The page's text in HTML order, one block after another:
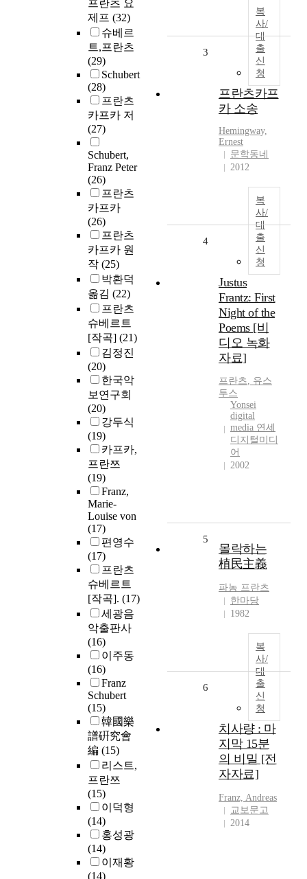
프란츠 요
제프 (32)
슈베르
트,프란츠
(29)
Schubert
(28)
프란츠
카프카 저
(27)
Schubert,
Franz Peter
(26)
프란츠
카프카
(26)
프란츠
카프카 원
작 (25)
박환덕
옮김 (22)
프란츠
슈베르트
[작곡] (21)
김정진
(20)
한국악
보연구회
(20)
강두식
(19)
카프카,
프란쯔
(19)
Franz,
Marie-
Louise von
(17)
편영수
(17)
프란츠
슈베르트
[작곡]. (17)
세광음
악출판사
(16)
이주동
(16)
Franz
Schubert
(15)
韓國樂
譜硏究會
編 (15)
리스트,
프란쯔
(15)
이덕형
(14)
홍성광
(14)
이재황
(14)
복
사/
대
출
신
청
3
프란츠카프
카 소송
Hemingway,
Ernest
문학동네
2012
복
사/
대
출
신
청
4
Justus
Frantz: First
Night of the
Poems [비
디오 녹화
자료]
프란츠, 유스
투스
Yonsei
digital
media 연세
디지털미디
어
2002
5
몰락하는
植民主義
파농 프란츠
한마당
1982
복
사/
대
출
신
청
6
치사량 : 마
지막 15분
의 비밀 [전
자자료]
Franz, Andreas
교보문고
2014